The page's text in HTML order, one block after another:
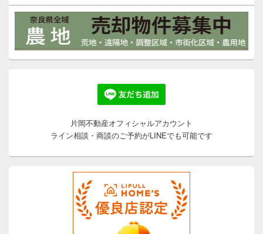
片岡不動産オフィシャルアカウント
ライン相談・商談のご予約がLINEでも可能です